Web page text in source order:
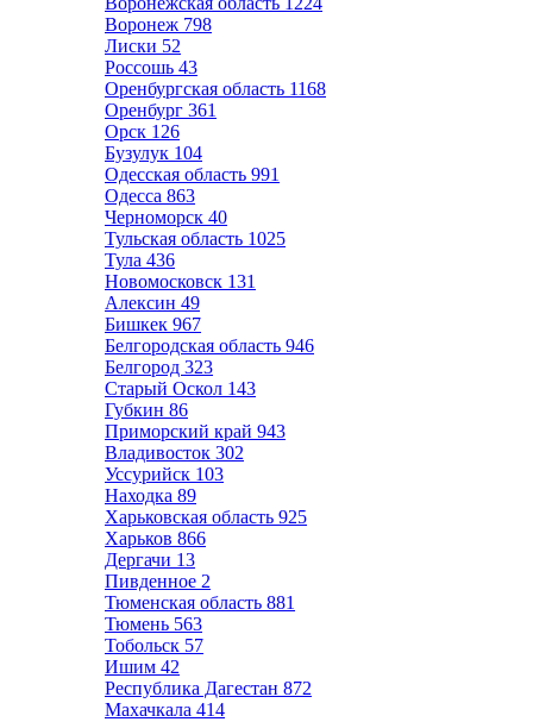
Воронеж 798
Лиски 52
Россошь 43
Оренбургская область 1168
Оренбург 361
Орск 126
Бузулук 104
Одесская область 991
Одесса 863
Черноморск 40
Тульская область 1025
Тула 436
Новомосковск 131
Алексин 49
Бишкек 967
Белгородская область 946
Белгород 323
Старый Оскол 143
Губкин 86
Приморский край 943
Владивосток 302
Уссурийск 103
Находка 89
Харьковская область 925
Харьков 866
Дергачи 13
Пивденное 2
Тюменская область 881
Тюмень 563
Тобольск 57
Ишим 42
Республика Дагестан 872
Махачкала 414